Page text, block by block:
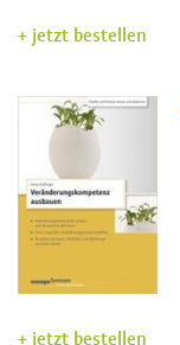
jetzt bestellen
jetzt bestellen